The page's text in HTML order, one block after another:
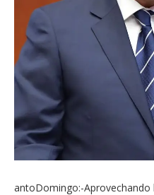
antoDomingo:-Aprovechando